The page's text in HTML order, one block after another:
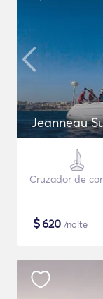
Jeanneau
Cruzador de
$620 /noite